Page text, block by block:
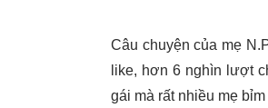
Câu chuyện của mẹ
like, hơn 6 nghìn lượt
gái mà rất nhiều mẹ